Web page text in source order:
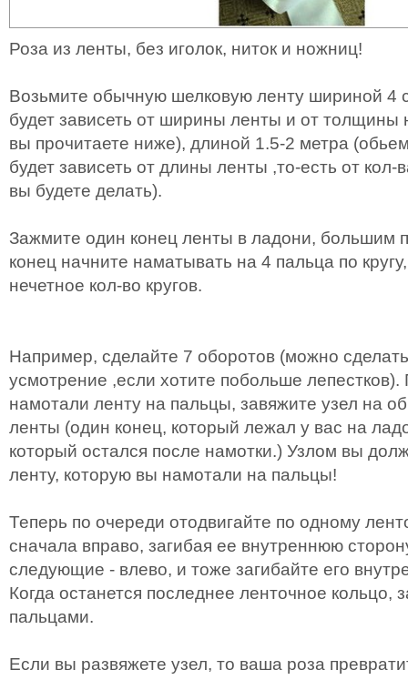
Роза из ленты, без иголок, ниток и ножниц!
Возьмите обычную шелковую ленту шириной 4
будет зависеть от ширины ленты и от толщины
вы прочитаете ниже), длиной 1.5-2 метра
будет зависеть от длины ленты ,то-есть от кол-
вы будете делать).
Зажмите один конец ленты в ладони, большим
конец начните наматывать на 4 пальца по
нечетное кол-во кругов.
Например, сделайте 7 оборотов (можно
усмотрение ,если хотите побольше лепестков).
намотали ленту на пальцы, завяжите узел на
ленты (один конец, который лежал у вас на
который остался после намотки.) Узлом вы
ленту, которую вы намотали на пальцы!
Теперь по очереди отодвигайте по одному
сначала вправо, загибая ее внутреннюю
следующие - влево, и тоже загибайте его
Когда останется последнее ленточное кольцо,
пальцами.
Если вы развяжете узел, то ваша роза